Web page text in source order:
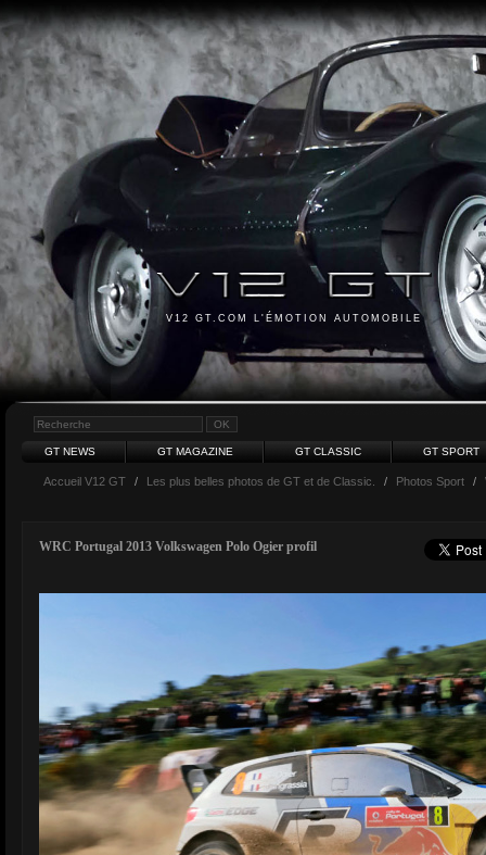
V12 GT.COM L'ÉMOTION AUTOMOBILE
GT NEWS GT MAGAZINE GT CLASSIC GT SPORT
Accueil V12 GT / Les plus belles photos de GT et de Classic. / Photos Sport /
WRC Portugal 2013 Volkswagen Polo Ogier profil